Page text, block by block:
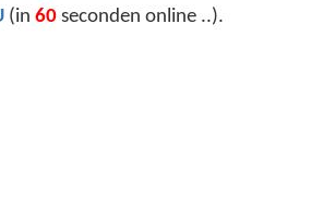
(in 60 seconden online ..).